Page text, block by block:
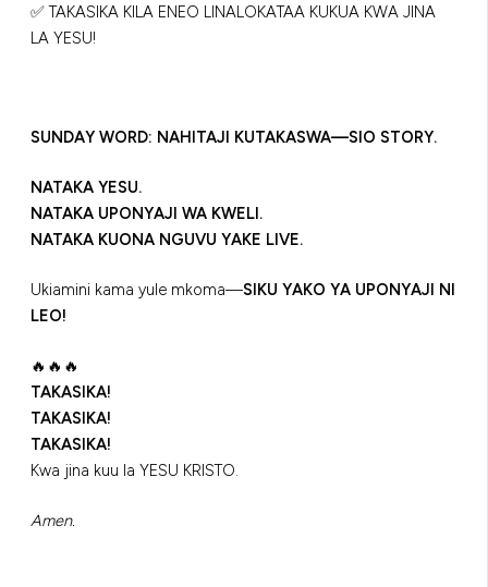
✅ TAKASIKA KILA ENEO LINALOKATAA KUKUA KWA JINA
LA YESU!
SUNDAY WORD: NAHITAJI KUTAKASWA—SIO STORY.
NATAKA YESU.
NATAKA UPONYAJI WA KWELI.
NATAKA KUONA NGUVU YAKE LIVE.
Ukiamini kama yule mkoma—SIKU YAKO YA UPONYAJI NI
LEO!
🔥🔥🔥
TAKASIKA!
TAKASIKA!
TAKASIKA!
Kwa jina kuu la YESU KRISTO.
Amen.